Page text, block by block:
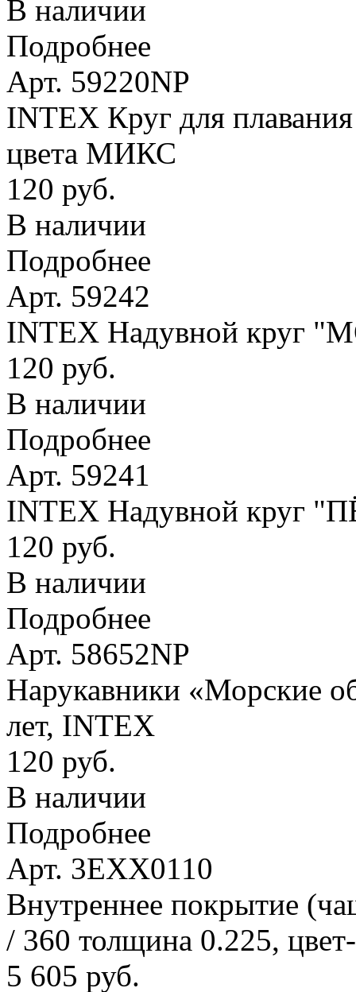
В наличии
Подробнее
Арт. 59220NP
INTEX Круг для
цвета МИКС
120 руб.
В наличии
Подробнее
Арт. 59242
INTEX Надувной круг
120 руб.
В наличии
Подробнее
Арт. 59241
INTEX Надувной круг
120 руб.
В наличии
Подробнее
Арт. 58652NP
Нарукавники «Морские
лет, INTEX
120 руб.
В наличии
Подробнее
Арт. 3EXX0110
Внутреннее покрытие
/ 360 толщина 0.225,
5 605 руб.